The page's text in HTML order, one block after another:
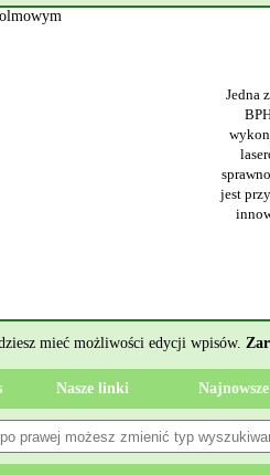
Jedna
jest
mieć możliwości edycji wpisów.
Nasze linki Najnowsze